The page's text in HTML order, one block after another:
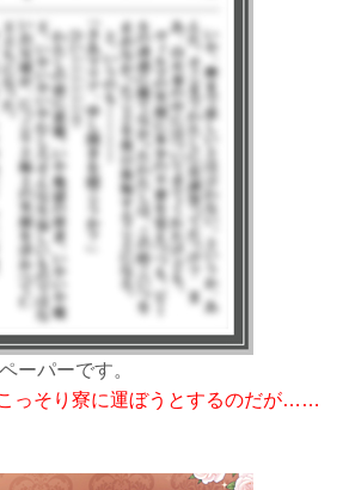
ーパーです。
っそり寮に運ぼうとするのだが……